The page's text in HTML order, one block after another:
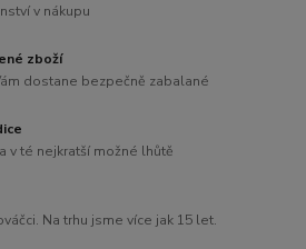
v nákupu
zboží
dostane bezpečně zabalané
v té nejkratší možné lhůtě
Na trhu jsme více jak 15 let.